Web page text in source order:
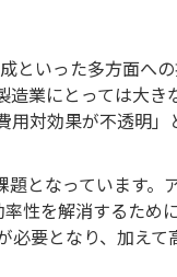
といった多方面へ
造業にとっては大き
用対効果が不透明」
となっています。
性を解消するため
要となり、加えて